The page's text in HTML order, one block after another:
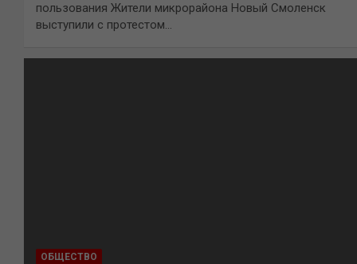
пользования Жители микрорайона Новый Смоленск
выступили с протестом…
ОБЩЕСТВО